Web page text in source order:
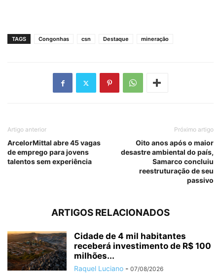
TAGS Congonhas csn Destaque mineração
Artigo anterior
ArcelorMittal abre 45 vagas
de emprego para jovens
talentos sem experiência
Próximo artigo
Oito anos após o maior
desastre ambiental do país,
Samarco concluiu
reestruturação de seu
passivo
ARTIGOS RELACIONADOS
Cidade de 4 mil habitantes
receberá investimento de R$ 100
milhões...
Raquel Luciano - 07/08/2026